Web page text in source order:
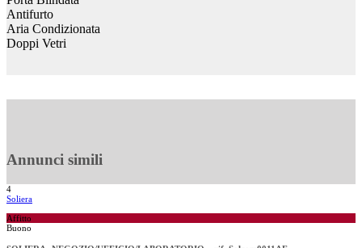
Antifurto
Aria Condizionata
Doppi Vetri
Annunci simili
4
Soliera
Affitto
Buono